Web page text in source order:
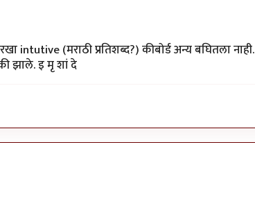
intutive (मराठी प्रतिशब्द?) कीबोर्ड अन्य बघितला नाही.
झाले. इ मृ शां दे